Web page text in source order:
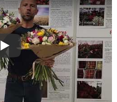
Proč jsou květiny z Florea